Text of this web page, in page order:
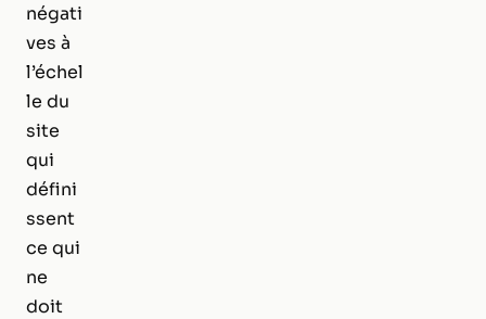
négati
ves à
l’échel
le du
site
qui
défini
ssent
ce qui
ne
doit